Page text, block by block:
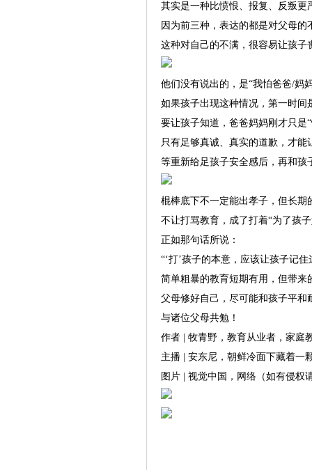
其实是一种比愤恨、报复、反叛更
因为前三种，表达的都是对父母的
这种对自己的不满，很容易让孩
他们没有说出的，是“我怕爸爸/妈
如果孩子出现这种情况，第一时
要让孩子知道，爸爸妈妈刚才只是
只有足够真诚、真实的道歉，才
等重新给足孩子安全感后，再和
棍棒底下不一定能出孝子，但长期
不让打骂教育，成了打着“为了孩
正如那句话所说：
“‘打’孩子的本意，应该让孩子记
简单粗暴的教育短期有用，但带
父母修好自己，尽可能和孩子平
与诸位父母共勉！
作者 | 牧青野，教育从业者，家庭
主播 | 安东尼，朝鲜冷面下藏着一
图片 | 视觉中国，网络（如有侵权